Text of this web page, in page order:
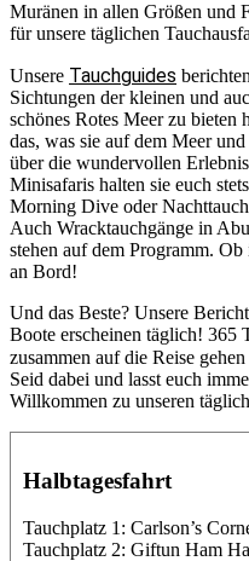
Muränen in allen Größen und
für unsere täglichen
Unsere Tauchguides
Sichtungen der kleinen und
schönes Rotes Meer zu bieten
das, was sie auf dem Meer
über die wundervollen
Minisafaris halten sie euch
Morning Dive oder
Auch Wracktauchgänge in
stehen auf dem Programm.
an Bord!
Und das Beste? Unsere
Boote erscheinen täglich! 365
zusammen auf die Reise
Seid dabei und lasst euch
Willkommen zu unseren
Halbtagesfahrt
Tauchplatz 1: Carlson’s
Tauchplatz 2: Giftun Ham